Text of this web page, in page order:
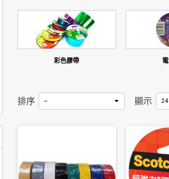
彩色膠帶
排序 -- 顯示 24